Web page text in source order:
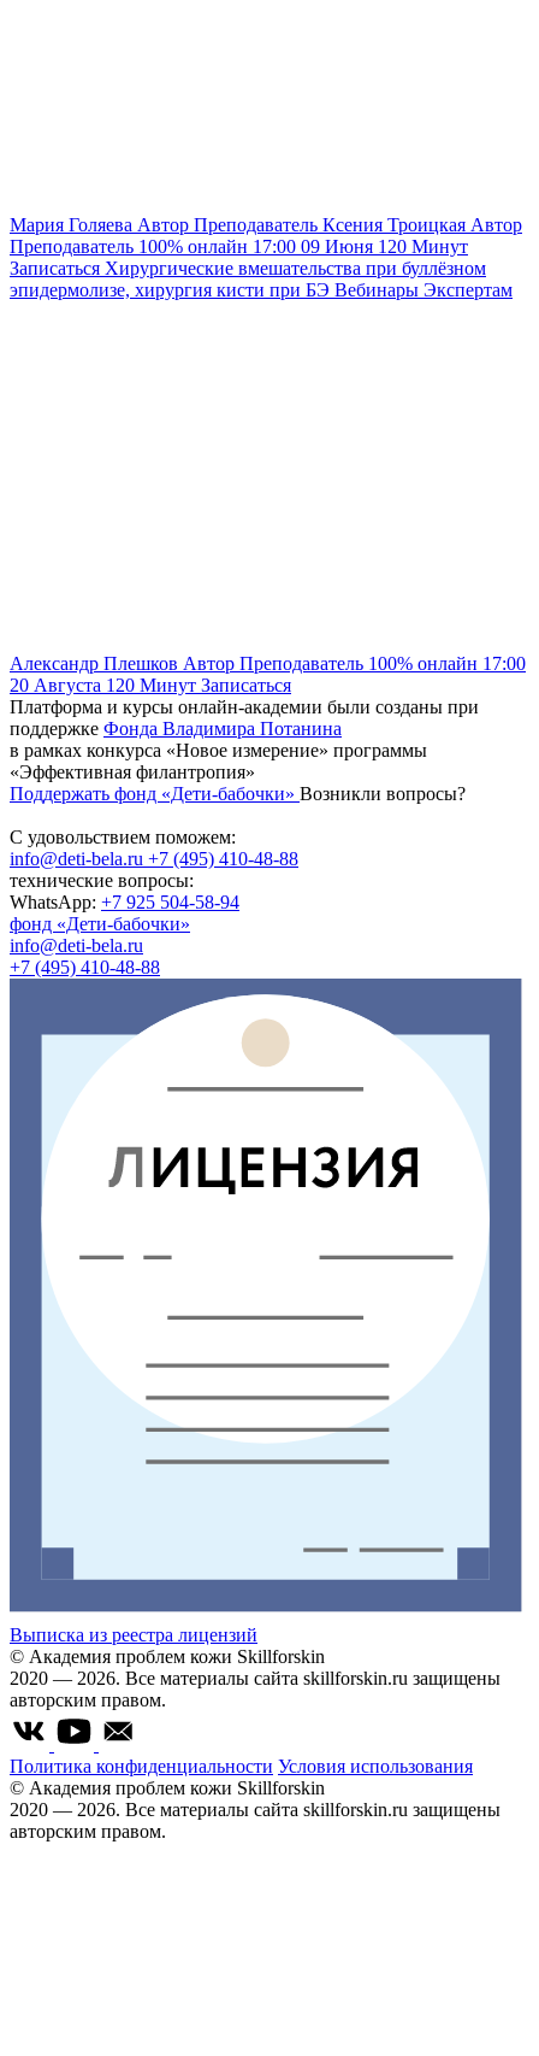
Мария Голяева Автор Преподаватель Ксения Троицкая Автор
Преподаватель 100% онлайн 17:00 09 Июня 120 Минут
Записаться Хирургические вмешательства при буллёзном
эпидермолизе, хирургия кисти при БЭ Вебинары Экспертам
Александр Плешков Автор Преподаватель 100% онлайн 17:00
20 Августа 120 Минут Записаться
Платформа и курсы онлайн-академии были созданы при
поддержке Фонда Владимира Потанина
в рамках конкурса «Новое измерение» программы
«Эффективная филантропия»
Поддержать фонд «Дети-бабочки» Возникли вопросы?
С удовольствием поможем:
info@deti-bela.ru +7 (495) 410-48-88
технические вопросы:
WhatsApp: +7 925 504-58-94
фонд «Дети-бабочки»
info@deti-bela.ru
+7 (495) 410-48-88
Выписка из реестра лицензий
© Академия проблем кожи Skillforskin
2020 — 2026. Все материалы сайта skillforskin.ru защищены
авторским правом.
Политика конфиденциальности Условия использования
© Академия проблем кожи Skillforskin
2020 — 2026. Все материалы сайта skillforskin.ru защищены
авторским правом.